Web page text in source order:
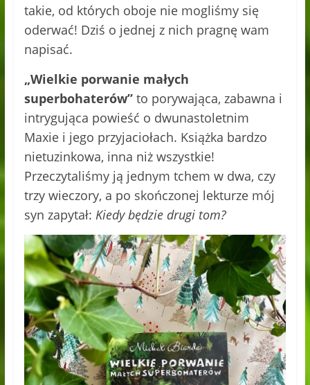
takie, od których oboje nie mogliśmy się
oderwać! Dziś o jednej z nich pragnę wam
napisać.
„Wielkie porwanie małych
superbohaterów” to porywająca, zabawna i
intrygująca powieść o dwunastoletnim
Maxie i jego przyjaciołach. Książka bardzo
nietuzinkowa, inna niż wszystkie!
Przeczytaliśmy ją jednym tchem w dwa, czy
trzy wieczory, a po skończonej lekturze mój
syn zapytał: Kiedy będzie drugi tom?